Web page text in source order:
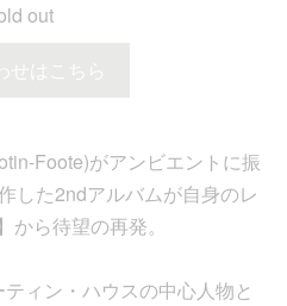
out
せはこちら
Foote)がアンビエントに振
した2ndアルバムが自身のレ
ら待望の再発。
ィン・ハウスの中心人物と